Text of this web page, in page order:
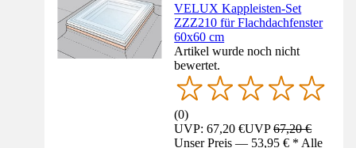
VELUX Kappleisten-Set
ZZZ210 für Flachdachfenster
60x60 cm
Artikel wurde noch nicht
bewertet.
(0)
UVP: 67,20 €UVP67,20 €
Unser Preis — 53,95 € * Alle